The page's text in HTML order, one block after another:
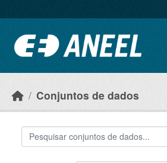
Conjuntos de dados